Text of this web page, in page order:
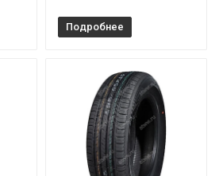
195/65R15 95V
205/60R16 96H
205/65R16 95W
215/45R17 91W
Подробнее